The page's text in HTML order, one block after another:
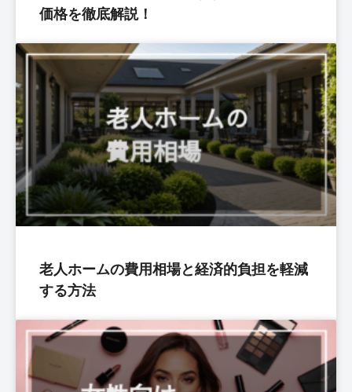
価格を徹底解説！
老人ホームの費用相場と経済的負担を軽減
する方法